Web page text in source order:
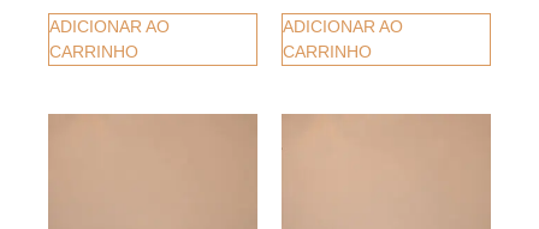
ADICIONAR AO
CARRINHO
ADICIONAR AO
CARRINHO